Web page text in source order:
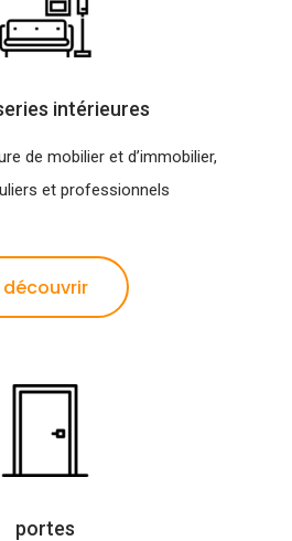
intérieures
de mobilier et d’immobilier,
et professionnels
découvrir
portes